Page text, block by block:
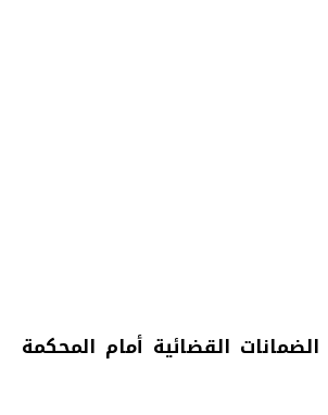
القضائية أمام المحكمة